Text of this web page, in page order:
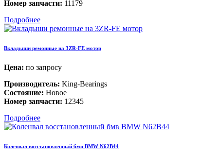
Номер запчасти: 11179
Подробнее
Вкладыши ремонные на 3ZR-FE мотор
Цена: по запросу
Производитель: King-Bearings
Состояние: Новое
Номер запчасти: 12345
Подробнее
Коленвал восстановленный бмв BMW N62B44